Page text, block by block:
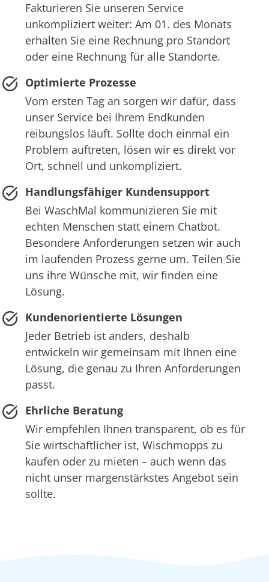
Fakturieren Sie unseren Service
unkompliziert weiter: Am 01. des Monats
erhalten Sie eine Rechnung pro Standort
oder eine Rechnung für alle Standorte.
Optimierte Prozesse
Vom ersten Tag an sorgen wir dafür, dass
unser Service bei Ihrem Endkunden
reibungslos läuft. Sollte doch einmal ein
Problem auftreten, lösen wir es direkt vor
Ort, schnell und unkompliziert.
Handlungsfähiger Kundensupport
Bei WaschMal kommunizieren Sie mit
echten Menschen statt einem Chatbot.
Besondere Anforderungen setzen wir auch
im laufenden Prozess gerne um. Teilen Sie
uns ihre Wünsche mit, wir finden eine
Lösung.
Kundenorientierte Lösungen
Jeder Betrieb ist anders, deshalb
entwickeln wir gemeinsam mit Ihnen eine
Lösung, die genau zu Ihren Anforderungen
passt.
Ehrliche Beratung
Wir empfehlen Ihnen transparent, ob es für
Sie wirtschaftlicher ist, Wischmopps zu
kaufen oder zu mieten – auch wenn das
nicht unser margenstärkstes Angebot sein
sollte.